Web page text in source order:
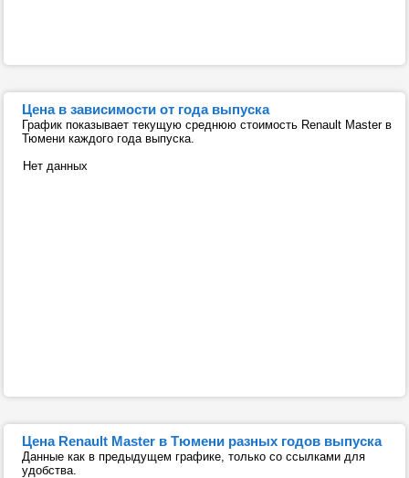
Цена в зависимости от года выпуска
График показывает текущую среднюю стоимость Renault Master в
Тюмени каждого года выпуска.
Нет данных
Цена Renault Master в Тюмени разных годов выпуска
Данные как в предыдущем графике, только со ссылками для
удобства.